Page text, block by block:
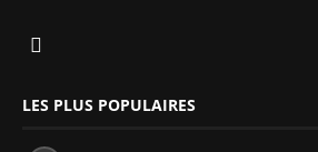
LES PLUS POPULAIRES